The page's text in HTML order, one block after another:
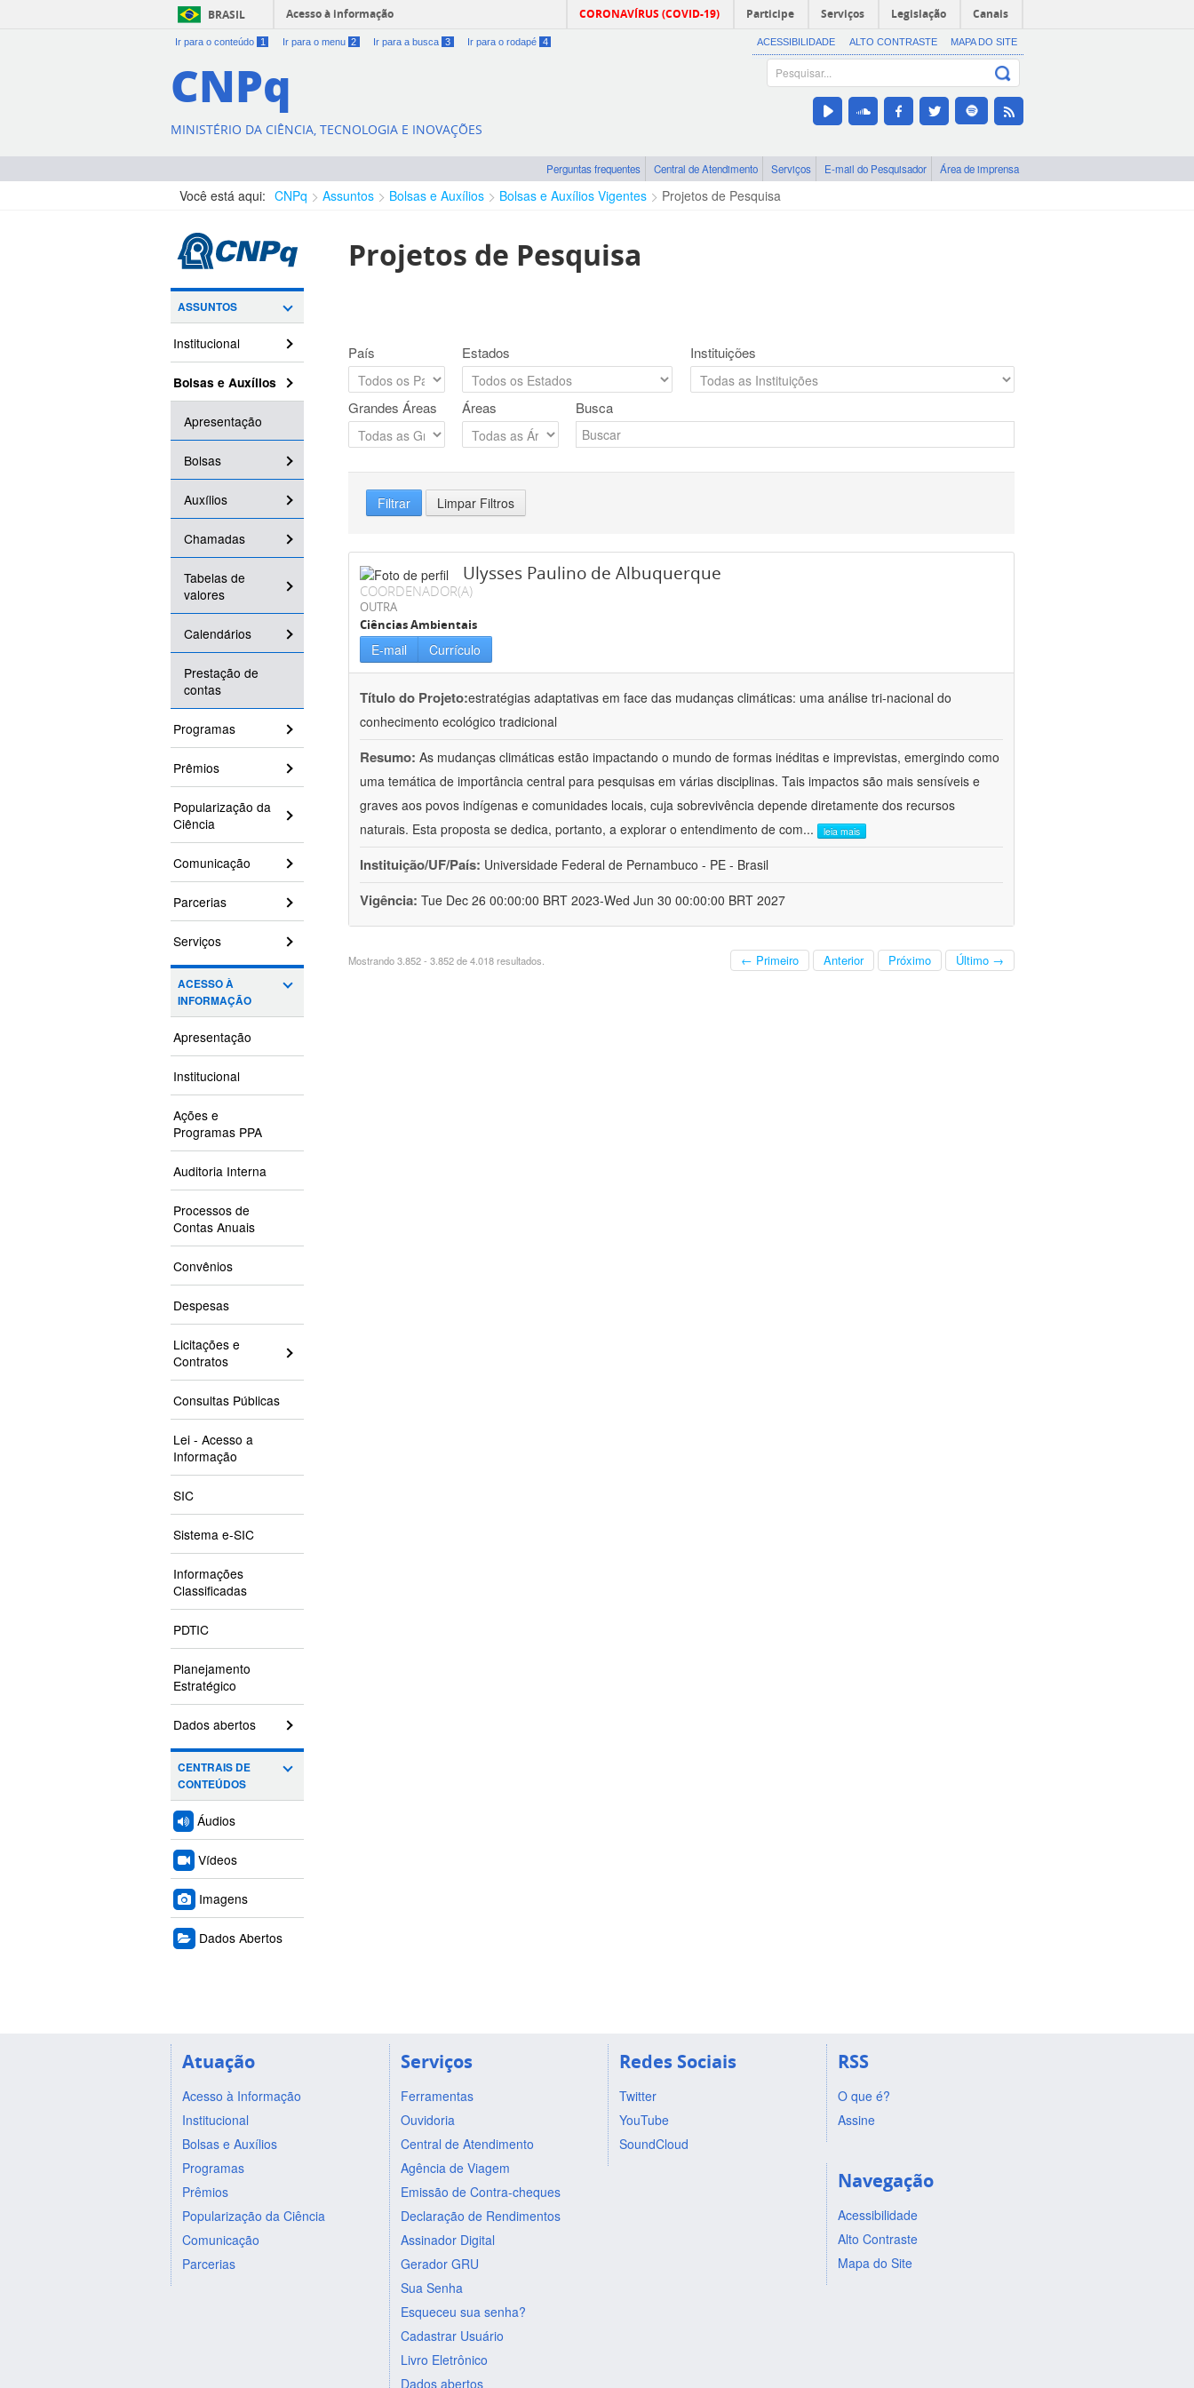
BRASIL Acesso à informação CORONAVÍRUS (COVID-19) Participe Serviços Legislação Canais
Ir para o conteúdo 1 Ir para o menu 2 Ir para a busca 3 Ir para o rodapé 4 ACESSIBILIDADE ALTO CONTRASTE MAPA DO SITE
CNPq
MINISTÉRIO DA CIÊNCIA, TECNOLOGIA E INOVAÇÕES
Perguntas frequentes Central de Atendimento Serviços E-mail do Pesquisador Área de imprensa
Você está aqui: CNPq Assuntos Bolsas e Auxílios Bolsas e Auxílios Vigentes Projetos de Pesquisa
ASSUNTOS
Institucional
Bolsas e Auxílios
Apresentação
Bolsas
Auxílios
Chamadas
Tabelas de
valores
Calendários
Prestação de
contas
Programas
Prêmios
Popularização da
Ciência
Comunicação
Parcerias
Serviços
ACESSO À
INFORMAÇÃO
Apresentação
Institucional
Ações e
Programas PPA
Auditoria Interna
Processos de
Contas Anuais
Convênios
Despesas
Licitações e
Contratos
Consultas Públicas
Lei - Acesso a
Informação
SIC
Sistema e-SIC
Informações
Classificadas
PDTIC
Planejamento
Estratégico
Dados abertos
CENTRAIS DE
CONTEÚDOS
Áudios
Vídeos
Imagens
Dados Abertos
Projetos de Pesquisa
País Estados Instituições
Grandes Áreas Áreas Busca
Filtrar Limpar Filtros
Ulysses Paulino de Albuquerque
COORDENADOR(A)
OUTRA
Ciências Ambientais
E-mail Currículo
Título do Projeto:estratégias adaptativas em face das mudanças climáticas: uma análise tri-nacional do
conhecimento ecológico tradicional
Resumo: As mudanças climáticas estão impactando o mundo de formas inéditas e imprevistas, emergindo como
uma temática de importância central para pesquisas em várias disciplinas. Tais impactos são mais sensíveis e
graves aos povos indígenas e comunidades locais, cuja sobrevivência depende diretamente dos recursos
naturais. Esta proposta se dedica, portanto, a explorar o entendimento de com... leia mais
Instituição/UF/País: Universidade Federal de Pernambuco - PE - Brasil
Vigência: Tue Dec 26 00:00:00 BRT 2023-Wed Jun 30 00:00:00 BRT 2027
Mostrando 3.852 - 3.852 de 4.018 resultados. ← Primeiro Anterior Próximo Último →
Atuação
Acesso à Informação
Institucional
Bolsas e Auxílios
Programas
Prêmios
Popularização da Ciência
Comunicação
Parcerias
Serviços
Ferramentas
Ouvidoria
Central de Atendimento
Agência de Viagem
Emissão de Contra-cheques
Declaração de Rendimentos
Assinador Digital
Gerador GRU
Sua Senha
Esqueceu sua senha?
Cadastrar Usuário
Livro Eletrônico
Dados abertos
Redes Sociais
Twitter
YouTube
SoundCloud
RSS
O que é?
Assine
Navegação
Acessibilidade
Alto Contraste
Mapa do Site